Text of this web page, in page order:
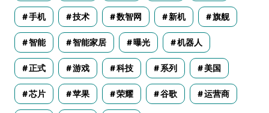
手机 技术 数智网 新机 旗舰
智能 智能家居 曝光 机器人
正式 游戏 科技 系列 美国
芯片 苹果 荣耀 谷歌 运营商